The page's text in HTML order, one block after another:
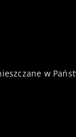
w